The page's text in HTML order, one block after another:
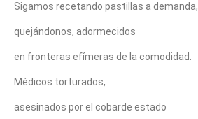
Sigamos recetando pastillas a demanda,
quejándonos, adormecidos
en fronteras efímeras de la comodidad.
Médicos torturados,
asesinados por el cobarde estado